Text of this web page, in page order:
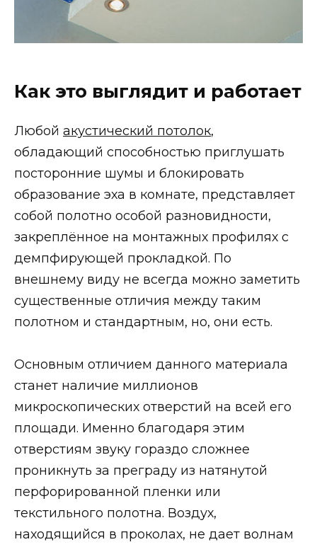
Как это выглядит и работает
Любой акустический потолок,
обладающий способностью приглушать
посторонние шумы и блокировать
образование эха в комнате, представляет
собой полотно особой разновидности,
закреплённое на монтажных профилях с
демпфирующей прокладкой. По
внешнему виду не всегда можно заметить
существенные отличия между таким
полотном и стандартным, но, они есть.
Основным отличием данного материала
станет наличие миллионов
микроскопических отверстий на всей его
площади. Именно благодаря этим
отверстиям звуку гораздо сложнее
проникнуть за преграду из натянутой
перфорированной пленки или
текстильного полотна. Воздух,
находящийся в проколах, не дает волнам